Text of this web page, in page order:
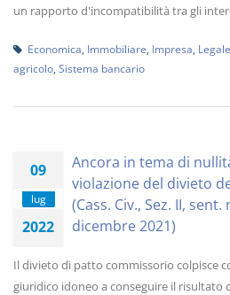
un rapporto d'incompatibilità tra gli
Economica Immobiliare Impresa Legale
agricolo Sistema bancario
09
lug
2022
Ancora in tema di
violazione del divieto
(Cass. Civ., Sez. II, sent.
dicembre ​2021)
Il divieto di patto commissorio colpisce
giuridico idoneo a conseguire il risultato